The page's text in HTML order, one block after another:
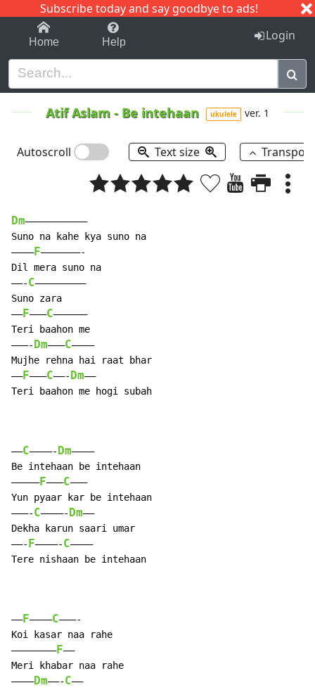
Subscribe today and say goodbye to ads!
1-9 C I J
Home Help Login
Atif Aslam - Be intehaan ukulele ver. 1
Autoscroll Text size
Dm——————————–
Suno na kahe kya suno na
————F———————-
Dil mera suno na
——-C————————–
Suno zara
——F——–C—————–
Teri baahon me
———- Dm——–C———–
Mujhe rehna hai raat bhar
——F———C——- Dm—–
Teri baahon me hogi subah
—–C————- Dm———–
Be intehaan be intehaan
————–F——–C———
Yun pyaar kar be intehaan
———-C————- Dm——
Dekha karun saari umar
——- F————-C———–
Tere nishaan be intehaan
——F———–C———-
Koi kasar naa rahe
———————–F——
Meri khabar naa rahe
———–Dm——-C——